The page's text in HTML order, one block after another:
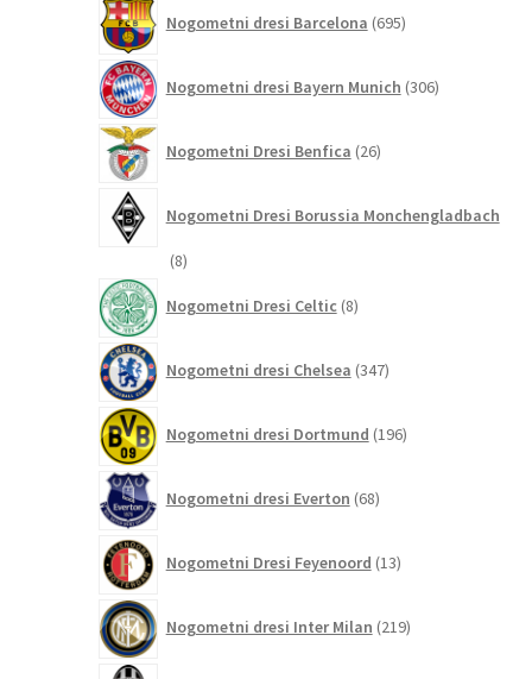
Nogometni dresi Barcelona 695izdelkov
Nogometni dresi Bayern Munich 306izdelkov
Nogometni Dresi Benfica 26izdelkov
Nogometni Dresi Borussia Monchengladbach
88
Nogometni Dresi Celtic 8izdelkov
Nogometni dresi Chelsea 347izdelkov
Nogometni dresi Dortmund 196izdelkov
Nogometni dresi Everton 68izdelkov
Nogometni Dresi Feyenoord 13izdelkov
Nogometni dresi Inter Milan 219izdelkov